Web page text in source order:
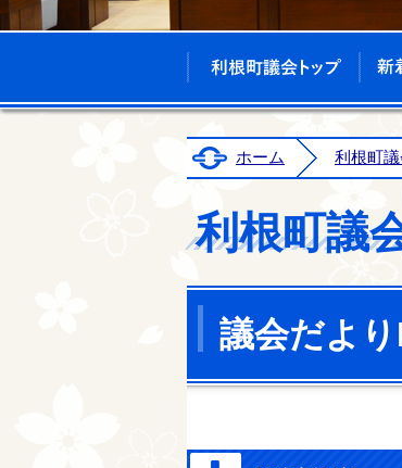
利根
ホーム 利根町議
利根町議
議会だよ